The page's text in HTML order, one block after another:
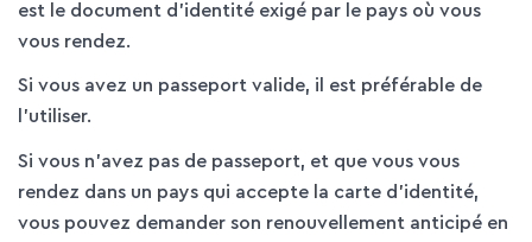
est le document d’identité exigé par le pays où vous
vous rendez.
Si vous avez un passeport valide, il est préférable de
l'utiliser.
Si vous n'avez pas de passeport, et que vous vous
rendez dans un pays qui accepte la carte d'identité,
vous pouvez demander son renouvellement anticipé en